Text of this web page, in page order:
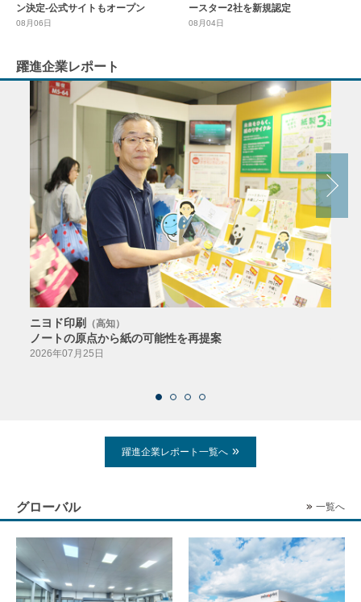
ン決定-公式サイトもオープン
08月06日
ースター2社を新規認定
08月04日
躍進企業レポート
ニヨド印刷 （高知）
ノートの原点から紙の可能性を再提案
2026年07月25日
躍進企業レポート一覧へ
グローバル 一覧へ